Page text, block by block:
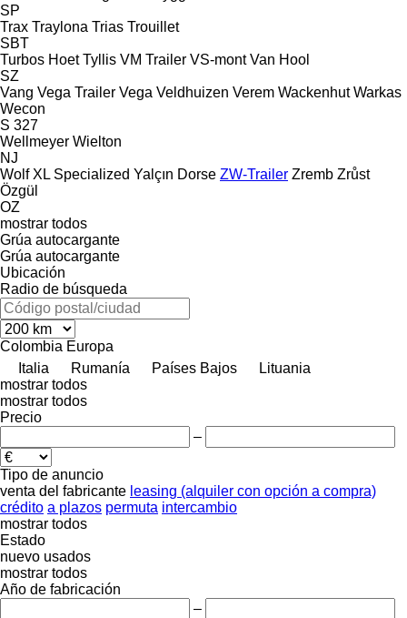
SP
Trax Traylona Trias Trouillet
SBT
Turbos Hoet Tyllis VM Trailer VS-mont Van Hool
SZ
Vang Vega Trailer Vega Veldhuizen Verem Wackenhut Warkas
Wecon
S 327
Wellmeyer Wielton
NJ
Wolf XL Specialized Yalçın Dorse ZW-Trailer Zremb Zrůst
Özgül
OZ
mostrar todos
Grúa autocargante
Grúa autocargante
Ubicación
Radio de búsqueda
Colombia Europa
Italia
Rumanía Países Bajos
Lituania
mostrar todos
mostrar todos
Precio
–
Tipo de anuncio
venta del fabricante leasing (alquiler con opción a compra)
crédito a plazos permuta intercambio
mostrar todos
Estado
nuevo usados
mostrar todos
Año de fabricación
–